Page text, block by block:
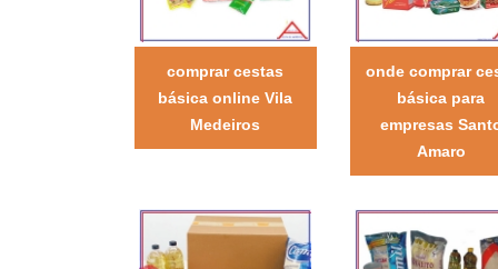
comprar cestas
básica online Vila
Medeiros
onde comprar
básica para
empresas
Amaro